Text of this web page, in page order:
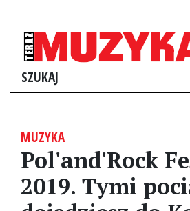
SZUKAJ
MUZYKA
Pol'and'Rock
2019. Tymi